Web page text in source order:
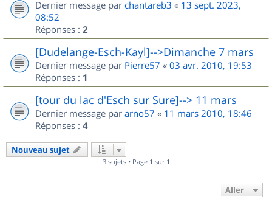
Dernier message par chantareb3 « 13 sept. 2023,
08:52
Réponses : 2
[Dudelange-Esch-Kayl]-->Dimanche 7 mars
Dernier message par Pierre57 « 03 avr. 2010, 19:53
Réponses : 1
[tour du lac d'Esch sur Sure]--> 11 mars
Dernier message par arno57 « 11 mars 2010, 18:46
Réponses : 4
Nouveau sujet
3 sujets • Page 1 sur 1
Aller